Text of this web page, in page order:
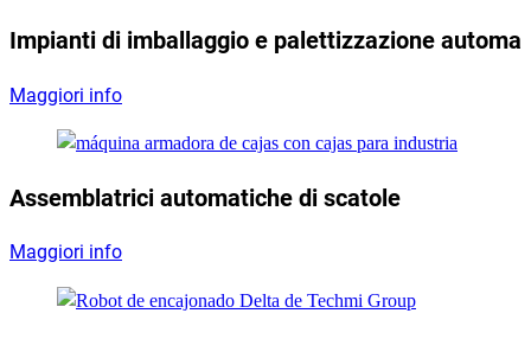
Impianti di imballaggio e palettizzazione
Maggiori info
Assemblatrici automatiche di scatole
Maggiori info